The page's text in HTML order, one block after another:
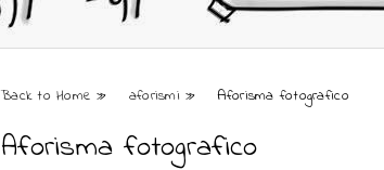
Back to Home» aforismi» Aforisma fotografico
Aforisma fotografico